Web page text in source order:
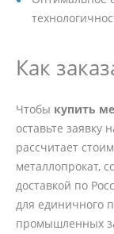
Как
Чтобы купить
оставьте
рассчитает
металлопрокат,
доставкой по
для единичного
промышленных